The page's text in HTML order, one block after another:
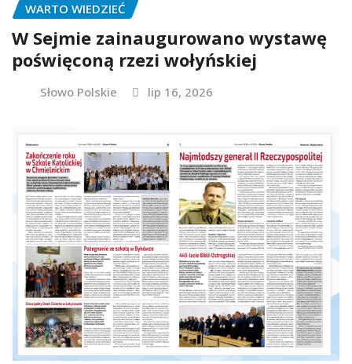
WARTO WIEDZIEĆ
W Sejmie zainaugurowano wystawę
poświęconą rzezi wołyńskiej
Słowo Polskie lip 16, 2026